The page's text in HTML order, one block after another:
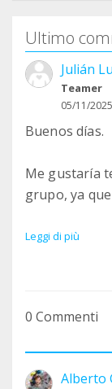
Ultimo
Julián
Teamer
05/11/
Buenos días.
Me gustaría
grupo, ya
Muchas
Leggi di più
0 Commenti
Alberto